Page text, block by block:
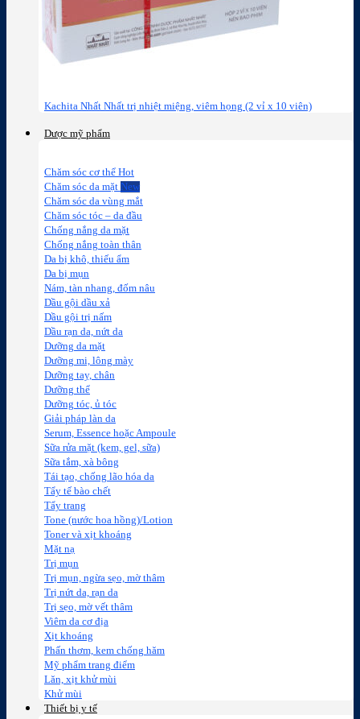
Kachita Nhất Nhất trị nhiệt miệng, viêm họng (2 vỉ x 10 viên)
Dược mỹ phẩm
Chăm sóc cơ thể
Chăm sóc da mặt
Chăm sóc da vùng mắt
Chăm sóc tóc – da đầu
Chống nắng da mặt
Chống nắng toàn thân
Da bị khô, thiếu ẩm
Da bị mụn
Nám, tàn nhang, đốm nâu
Dầu gội dầu xả
Dầu gội trị nấm
Dầu rạn da, nứt da
Dưỡng da mặt
Dưỡng mi, lông mày
Dưỡng tay, chân
Dưỡng thể
Dưỡng tóc, ủ tóc
Giải pháp làn da
Serum, Essence hoặc Ampoule
Sữa rửa mặt (kem, gel, sữa)
Sữa tắm, xà bông
Tái tạo, chống lão hóa da
Tẩy tế bào chết
Tẩy trang
Tone (nước hoa hồng)/Lotion
Toner và xịt khoáng
Mặt nạ
Trị mụn
Trị mụn, ngừa sẹo, mờ thâm
Trị nứt da, rạn da
Trị sẹo, mờ vết thâm
Viêm da cơ địa
Xịt khoáng
Phấn thơm, kem chống hăm
Mỹ phẩm trang điểm
Lăn, xịt khử mùi
Khử mùi
Thiết bị y tế